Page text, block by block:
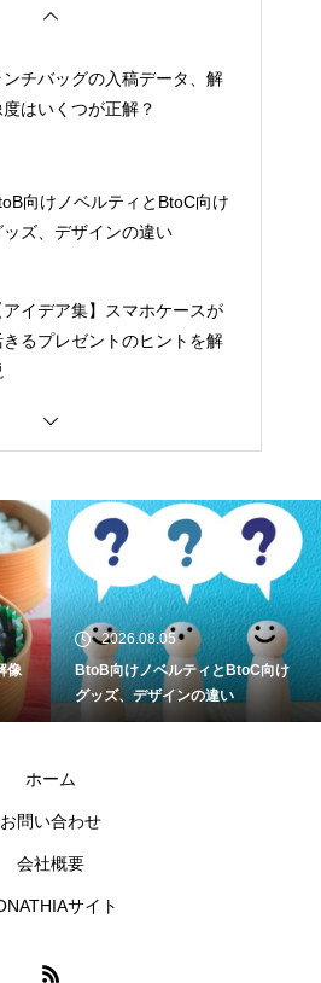
ンチバッグの入稿データ、解
度はいくつが正解？
向けノベルティとBtoC向け
ッズ、デザインの違い
アイデア集】スマホケースが
きるプレゼントのヒントを解
クリルスタンド制作初心者必
トチャームを売りたい人は
ェック！|商品写真の撮影ガ
ド
リエイター活動を「副業」か
「本業」にする道のり
グカップを販売したい！商品
揃えるべき道具リスト
像
2026.08.05
BtoB向けノベルティとBtoC向け
グッズ、デザインの違い
ホーム
お問い合わせ
会社概要
サイト